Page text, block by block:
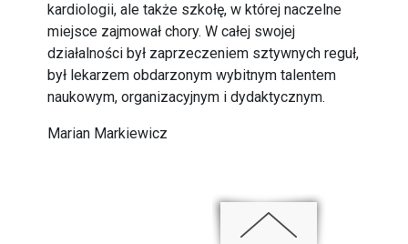
kardiologii, ale także szkołę, w której naczelne
miejsce zajmował chory. W całej swojej
działalności był zaprzeczeniem sztywnych reguł,
był lekarzem obdarzonym wybitnym talentem
naukowym, organizacyjnym i dydaktycznym.
Marian Markiewicz